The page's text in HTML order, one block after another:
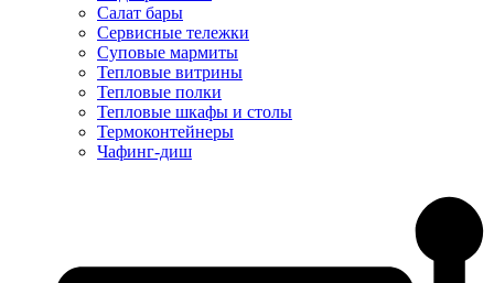
Салат бары
Сервисные тележки
Суповые мармиты
Тепловые витрины
Тепловые полки
Тепловые шкафы и столы
Термоконтейнеры
Чафинг-диш